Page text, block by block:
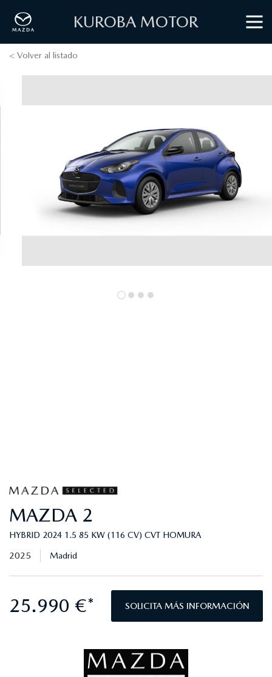
KUROBA MOTOR
< Volver al listado
MAZDA 2
HYBRID 2024 1.5 85 KW (116 CV) CVT HOMURA
2025 Madrid
25.990 €* SOLICITA MÁS INFORMACIÓN